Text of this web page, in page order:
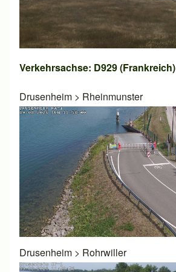
Verkehrsachse: D929 (Frankreich)
Drusenheim > Rheinmunster
Drusenheim > Rohrwiller